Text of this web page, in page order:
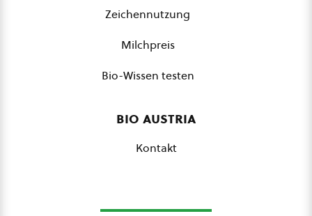
Zeichennutzung
Milchpreis
Bio-Wissen testen
bio austria
Kontakt